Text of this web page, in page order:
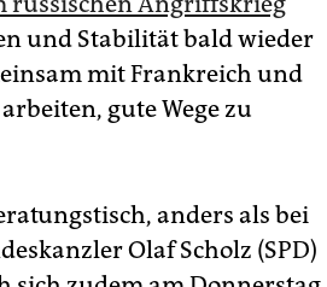
und Stabilität bald wieder
mit Frankreich und
gute Wege zu
anders als bei
Olaf Scholz (SPD)